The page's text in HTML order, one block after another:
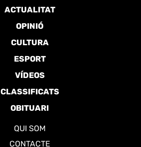
ACTUALITAT
OPINIÓ
CULTURA
ESPORT
VÍDEOS
CLASSIFICATS
OBITUARI
QUI SOM
CONTACTE